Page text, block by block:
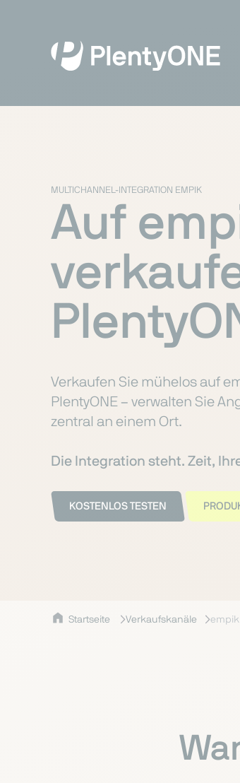
MULTICHANNEL-INTEGRATION EMPIK
Auf
Verkaufen Sie mühelos auf
PlentyONE – verwalten Sie
zentral an einem Ort.
Die Integration steht. Zeit,
KOSTENLOS TESTEN
Startseite Verkaufskanäle empik